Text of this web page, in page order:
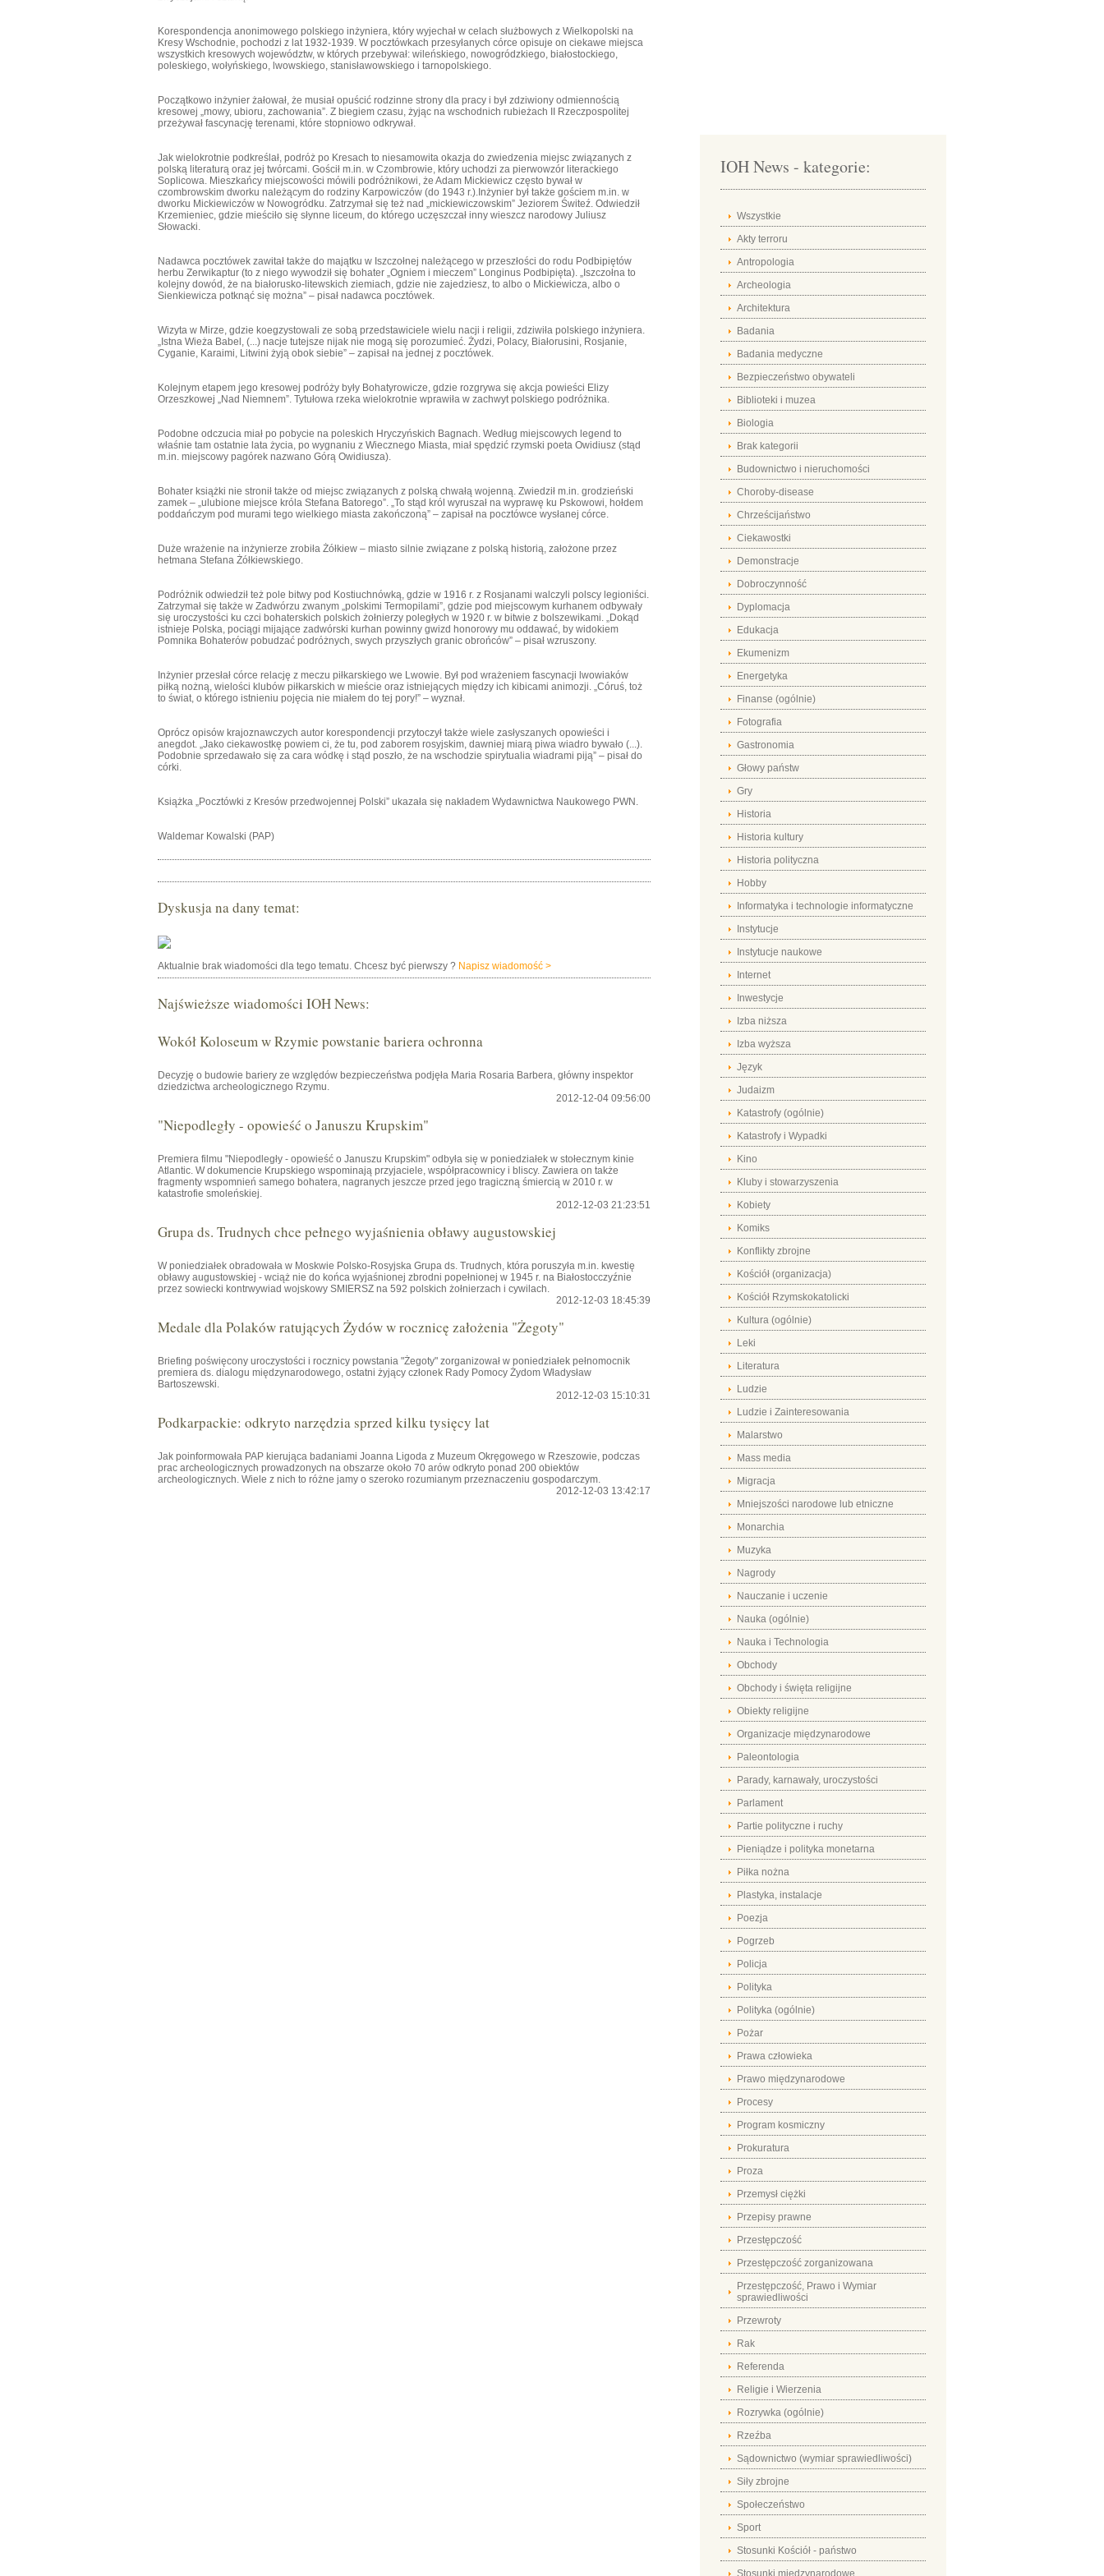
Korespondencja anonimowego polskiego inżyniera, który wyjechał w celach służbowych z Wielkopolski na
Kresy Wschodnie, pochodzi z lat 1932-1939. W pocztówkach przesyłanych córce opisuje on ciekawe miejsca
wszystkich kresowych województw, w których przebywał: wileńskiego, nowogródzkiego, białostockiego,
poleskiego, wołyńskiego, lwowskiego, stanisławowskiego i tarnopolskiego.
Początkowo inżynier żałował, że musiał opuścić rodzinne strony dla pracy i był zdziwiony odmiennością
kresowej „mowy, ubioru, zachowania”. Z biegiem czasu, żyjąc na wschodnich rubieżach II Rzeczpospolitej
przeżywał fascynację terenami, które stopniowo odkrywał.
Jak wielokrotnie podkreślał, podróż po Kresach to niesamowita okazja do zwiedzenia miejsc związanych z
polską literaturą oraz jej twórcami. Gościł m.in. w Czombrowie, który uchodzi za pierwowzór literackiego
Soplicowa. Mieszkańcy miejscowości mówili podróżnikowi, że Adam Mickiewicz często bywał w
czombrowskim dworku należącym do rodziny Karpowiczów (do 1943 r.).Inżynier był także gościem m.in. w
dworku Mickiewiczów w Nowogródku. Zatrzymał się też nad „mickiewiczowskim” Jeziorem Świteź. Odwiedził
Krzemieniec, gdzie mieściło się słynne liceum, do którego uczęszczał inny wieszcz narodowy Juliusz
Słowacki.
Nadawca pocztówek zawitał także do majątku w Iszczołnej należącego w przeszłości do rodu Podbipiętów
herbu Zerwikaptur (to z niego wywodził się bohater „Ogniem i mieczem” Longinus Podbipięta). „Iszczołna to
kolejny dowód, że na białorusko-litewskich ziemiach, gdzie nie zajedziesz, to albo o Mickiewicza, albo o
Sienkiewicza potknąć się można” – pisał nadawca pocztówek.
Wizyta w Mirze, gdzie koegzystowali ze sobą przedstawiciele wielu nacji i religii, zdziwiła polskiego inżyniera.
„Istna Wieża Babel, (...) nacje tutejsze nijak nie mogą się porozumieć. Żydzi, Polacy, Białorusini, Rosjanie,
Cyganie, Karaimi, Litwini żyją obok siebie” – zapisał na jednej z pocztówek.
Kolejnym etapem jego kresowej podróży były Bohatyrowicze, gdzie rozgrywa się akcja powieści Elizy
Orzeszkowej „Nad Niemnem”. Tytułowa rzeka wielokrotnie wprawiła w zachwyt polskiego podróżnika.
Podobne odczucia miał po pobycie na poleskich Hryczyńskich Bagnach. Według miejscowych legend to
właśnie tam ostatnie lata życia, po wygnaniu z Wiecznego Miasta, miał spędzić rzymski poeta Owidiusz (stąd
m.in. miejscowy pagórek nazwano Górą Owidiusza).
Bohater książki nie stronił także od miejsc związanych z polską chwałą wojenną. Zwiedził m.in. grodzieński
zamek – „ulubione miejsce króla Stefana Batorego”. „To stąd król wyruszał na wyprawę ku Pskowowi, hołdem
poddańczym pod murami tego wielkiego miasta zakończoną” – zapisał na pocztówce wysłanej córce.
Duże wrażenie na inżynierze zrobiła Żółkiew – miasto silnie związane z polską historią, założone przez
hetmana Stefana Żółkiewskiego.
Podróżnik odwiedził też pole bitwy pod Kostiuchnówką, gdzie w 1916 r. z Rosjanami walczyli polscy legioniści.
Zatrzymał się także w Zadwórzu zwanym „polskimi Termopilami”, gdzie pod miejscowym kurhanem odbywały
się uroczystości ku czci bohaterskich polskich żołnierzy poległych w 1920 r. w bitwie z bolszewikami. „Dokąd
istnieje Polska, pociągi mijające zadwórski kurhan powinny gwizd honorowy mu oddawać, by widokiem
Pomnika Bohaterów pobudzać podróżnych, swych przyszłych granic obrońców” – pisał wzruszony.
Inżynier przesłał córce relację z meczu piłkarskiego we Lwowie. Był pod wrażeniem fascynacji lwowiaków
piłką nożną, wielości klubów piłkarskich w mieście oraz istniejących między ich kibicami animozji. „Córuś, toż
to świat, o którego istnieniu pojęcia nie miałem do tej pory!” – wyznał.
Oprócz opisów krajoznawczych autor korespondencji przytoczył także wiele zasłyszanych opowieści i
anegdot. „Jako ciekawostkę powiem ci, że tu, pod zaborem rosyjskim, dawniej miarą piwa wiadro bywało (...).
Podobnie sprzedawało się za cara wódkę i stąd poszło, że na wschodzie spirytualia wiadrami piją” – pisał do
córki.
Książka „Pocztówki z Kresów przedwojennej Polski” ukazała się nakładem Wydawnictwa Naukowego PWN.
Waldemar Kowalski (PAP)
Dyskusja na dany temat:
Aktualnie brak wiadomości dla tego tematu. Chcesz być pierwszy ? Napisz wiadomość >
Najświeższe wiadomości IOH News:
Wokół Koloseum w Rzymie powstanie bariera ochronna
Decyzję o budowie bariery ze względów bezpieczeństwa podjęła Maria Rosaria Barbera, główny inspektor
dziedzictwa archeologicznego Rzymu.
2012-12-04 09:56:00
"Niepodległy - opowieść o Januszu Krupskim"
Premiera filmu "Niepodległy - opowieść o Januszu Krupskim" odbyła się w poniedziałek w stołecznym kinie
Atlantic. W dokumencie Krupskiego wspominają przyjaciele, współpracownicy i bliscy. Zawiera on także
fragmenty wspomnień samego bohatera, nagranych jeszcze przed jego tragiczną śmiercią w 2010 r. w
katastrofie smoleńskiej.
2012-12-03 21:23:51
Grupa ds. Trudnych chce pełnego wyjaśnienia obławy augustowskiej
W poniedziałek obradowała w Moskwie Polsko-Rosyjska Grupa ds. Trudnych, która poruszyła m.in. kwestię
obławy augustowskiej - wciąż nie do końca wyjaśnionej zbrodni popełnionej w 1945 r. na Białostocczyźnie
przez sowiecki kontrwywiad wojskowy SMIERSZ na 592 polskich żołnierzach i cywilach.
2012-12-03 18:45:39
Medale dla Polaków ratujących Żydów w rocznicę założenia "Żegoty"
Briefing poświęcony uroczystości i rocznicy powstania "Żegoty" zorganizował w poniedziałek pełnomocnik
premiera ds. dialogu międzynarodowego, ostatni żyjący członek Rady Pomocy Żydom Władysław
Bartoszewski.
2012-12-03 15:10:31
Podkarpackie: odkryto narzędzia sprzed kilku tysięcy lat
Jak poinformowała PAP kierująca badaniami Joanna Ligoda z Muzeum Okręgowego w Rzeszowie, podczas
prac archeologicznych prowadzonych na obszarze około 70 arów odkryto ponad 200 obiektów
archeologicznych. Wiele z nich to różne jamy o szeroko rozumianym przeznaczeniu gospodarczym.
2012-12-03 13:42:17
IOH News - kategorie:
Wszystkie
Akty terroru
Antropologia
Archeologia
Architektura
Badania
Badania medyczne
Bezpieczeństwo obywateli
Biblioteki i muzea
Biologia
Brak kategorii
Budownictwo i nieruchomości
Choroby-disease
Chrześcijaństwo
Ciekawostki
Demonstracje
Dobroczynność
Dyplomacja
Edukacja
Ekumenizm
Energetyka
Finanse (ogólnie)
Fotografia
Gastronomia
Głowy państw
Gry
Historia
Historia kultury
Historia polityczna
Hobby
Informatyka i technologie informatyczne
Instytucje
Instytucje naukowe
Internet
Inwestycje
Izba niższa
Izba wyższa
Język
Judaizm
Katastrofy (ogólnie)
Katastrofy i Wypadki
Kino
Kluby i stowarzyszenia
Kobiety
Komiks
Konflikty zbrojne
Kościół (organizacja)
Kościół Rzymskokatolicki
Kultura (ogólnie)
Leki
Literatura
Ludzie
Ludzie i Zainteresowania
Malarstwo
Mass media
Migracja
Mniejszości narodowe lub etniczne
Monarchia
Muzyka
Nagrody
Nauczanie i uczenie
Nauka (ogólnie)
Nauka i Technologia
Obchody
Obchody i święta religijne
Obiekty religijne
Organizacje międzynarodowe
Paleontologia
Parady, karnawały, uroczystości
Parlament
Partie polityczne i ruchy
Pieniądze i polityka monetarna
Piłka nożna
Plastyka, instalacje
Poezja
Pogrzeb
Policja
Polityka
Polityka (ogólnie)
Pożar
Prawa człowieka
Prawo międzynarodowe
Procesy
Program kosmiczny
Prokuratura
Proza
Przemysł ciężki
Przepisy prawne
Przestępczość
Przestępczość zorganizowana
Przestępczość, Prawo i Wymiar
sprawiedliwości
Przewroty
Rak
Referenda
Religie i Wierzenia
Rozrywka (ogólnie)
Rzeźba
Sądownictwo (wymiar sprawiedliwości)
Siły zbrojne
Społeczeństwo
Sport
Stosunki Kościół - państwo
Stosunki międzynarodowe